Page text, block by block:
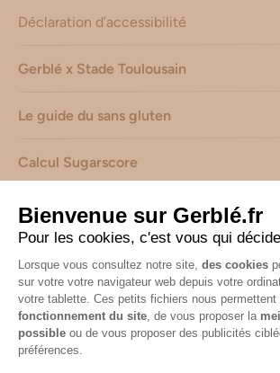
Déclaration d’accessibilité
Gerblé x Stade Toulousain
Le guide du sans gluten
Calcul Sugarscore
Suivez-nous sur les réseaux !